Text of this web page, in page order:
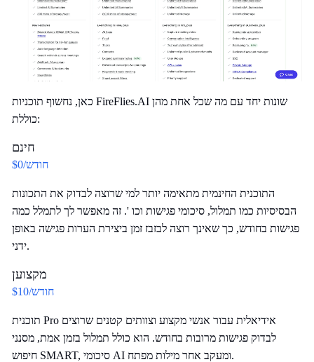
כאן, נחשוף תוכניות FireFlies.AI שונות יחד עם מה שכל אחת מהן
כוללת:
חינם
$0/חודש
התוכנית החינמית מתאימה יותר למי שרוצה לבדוק את התכונות
הבסיסיות כמו תמלול, סיכומי פגישות וכו '. זה מאפשר לך לתמלל כמה
פגישות בחודש, כך שאינך רוצה לבזבז זמן ביצירת הערות פגישה באופן
ידני.
מקצוען
$10/חודש
תוכנית Pro אידיאלית עבור אנשי מקצוע וצוותים קטנים שרוצים
לבדוק פגישות מרובות בחודש. הוא כולל תמלול בזמן אמת, מסנני
חיפוש SMART, סיכומי AI ומעקב אחר מילות מפתח.